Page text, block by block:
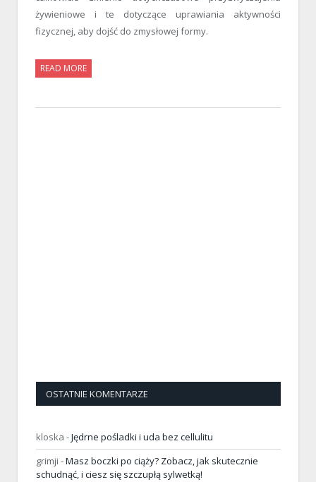
żywieniowe i te dotyczące uprawiania aktywności
fizycznej, aby dojść do zmysłowej formy.
READ MORE
OSTATNIE KOMENTARZE
kloska -Jędrne pośladki i uda bez cellulitu
grimji -Masz boczki po ciąży? Zobacz, jak skutecznie
schudnąć, i ciesz się szczupłą sylwetką!